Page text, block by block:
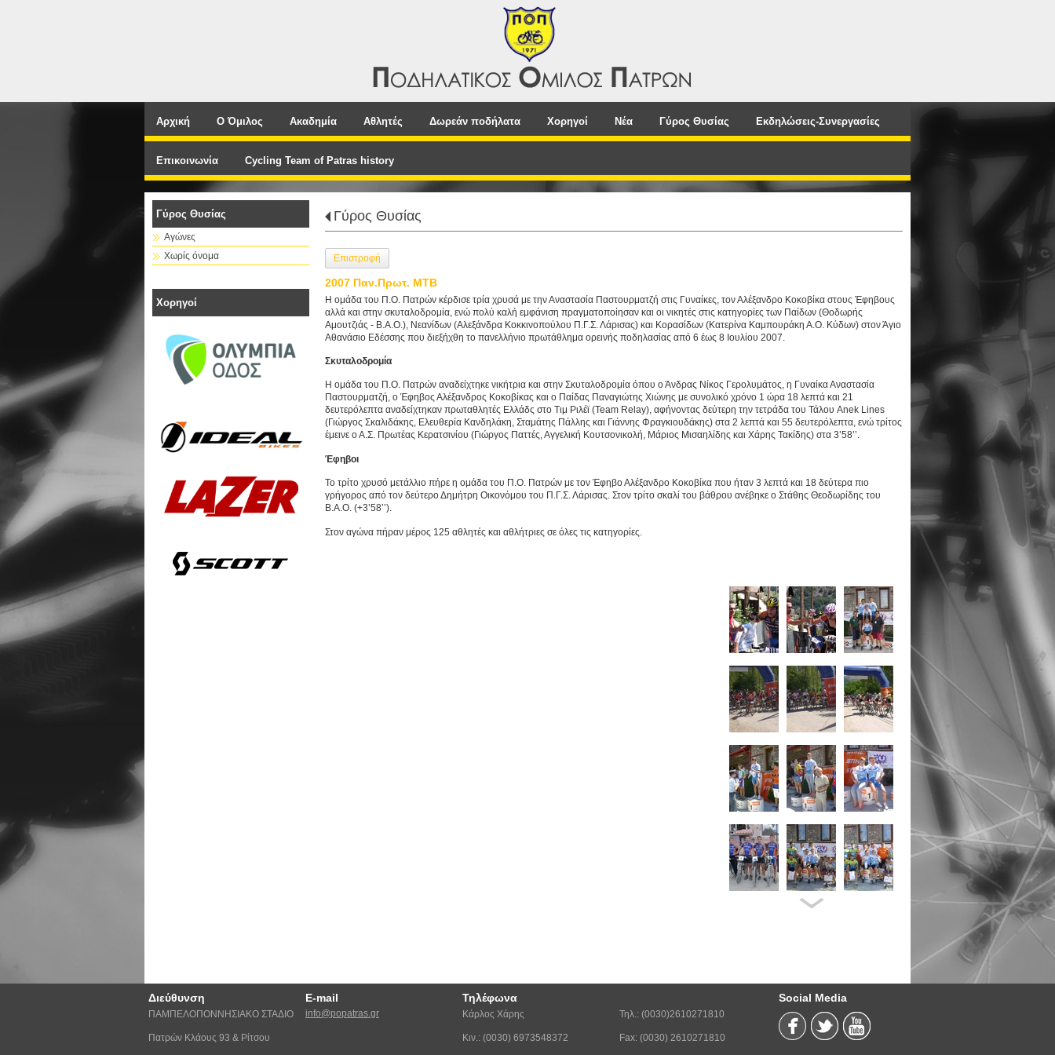
Αρχική Ο Όμιλος Ακαδημία Αθλητές Δωρεάν ποδήλατα Χορηγοί Νέα Γύρος Θυσίας Εκδηλώσεις-Συνεργασίες
Επικοινωνία Cycling Team of Patras history
Γύρος Θυσίας
Αγώνες
Χωρίς όνομα
Χορηγοί
Γύρος Θυσίας
Επιστροφή
2007 Παν.Πρωτ. MTB
Η ομάδα του Π.Ο. Πατρών κέρδισε τρία χρυσά με την Αναστασία Παστουρματζή στις Γυναίκες, τον Αλέξανδρο Κοκοβίκα στους Έφηβους
αλλά και στην σκυταλοδρομία, ενώ πολύ καλή εμφάνιση πραγματοποίησαν και οι νικητές στις κατηγορίες των Παίδων (Θοδωρής
Αμουτζιάς - Β.Α.Ο.), Νεανίδων (Αλεξάνδρα Κοκκινοπούλου Π.Γ.Σ. Λάρισας) και Κορασίδων (Κατερίνα Καμπουράκη Α.Ο. Κύδων) στον Άγιο
Αθανάσιο Εδέσσης που διεξήχθη το πανελλήνιο πρωτάθλημα ορεινής ποδηλασίας από 6 έως 8 Ιουλίου 2007.
Σκυταλοδρομία
Η ομάδα του Π.Ο. Πατρών αναδείχτηκε νικήτρια και στην Σκυταλοδρομία όπου ο Άνδρας Νίκος Γερολυμάτος, η Γυναίκα Αναστασία
Παστουρματζή, ο Έφηβος Αλέξανδρος Κοκοβίκας και ο Παίδας Παναγιώτης Χιώνης με συνολικό χρόνο 1 ώρα 18 λεπτά και 21
δευτερόλεπτα αναδείχτηκαν πρωταθλητές Ελλάδς στο Τιμ Ριλέϊ (Team Relay), αφήνοντας δεύτερη την τετράδα του Τάλου Anek Lines
(Γιώργος Σκαλιδάκης, Ελευθερία Κανδηλάκη, Σταμάτης Πάλλης και Γιάννης Φραγκιουδάκης) στα 2 λεπτά και 55 δευτερόλεπτα, ενώ τρίτος
έμεινε ο Α.Σ. Πρωτέας Κερατσινίου (Γιώργος Παττές, Αγγελική Κουτσονικολή, Μάριος Μισαηλίδης και Χάρης Τακίδης) στα 3’58’’.
Έφηβοι
Το τρίτο χρυσό μετάλλιο πήρε η ομάδα του Π.Ο. Πατρών με τον Έφηβο Αλέξανδρο Κοκοβίκα που ήταν 3 λεπτά και 18 δεύτερα πιο
γρήγορος από τον δεύτερο Δημήτρη Οικονόμου του Π.Γ.Σ. Λάρισας. Στον τρίτο σκαλί του βάθρου ανέβηκε ο Στάθης Θεοδωρίδης του
Β.Α.Ο. (+3’58’’).
Στον αγώνα πήραν μέρος 125 αθλητές και αθλήτριες σε όλες τις κατηγορίες.
Διεύθυνση E-mail Τηλέφωνα Social Media
ΠΑΜΠΕΛΟΠΟΝΝΗΣΙΑΚΟ ΣΤΑΔΙΟ
Πατρών Κλάους 93 & Ρίτσου
info@popatras.gr Κάρλος Χάρης
Κιν.: (0030) 6973548372
Τηλ.: (0030)2610271810
Fax: (0030) 2610271810